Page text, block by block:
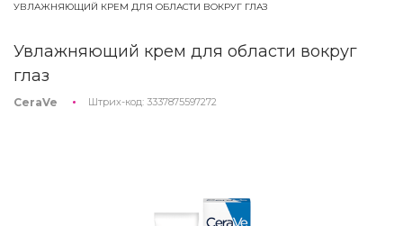
УВЛАЖНЯЮЩИЙ КРЕМ ДЛЯ ОБЛАСТИ ВОКРУГ ГЛАЗ
Увлажняющий крем для области вокруг
глаз
CeraVe Штрих-код: 3337875597272